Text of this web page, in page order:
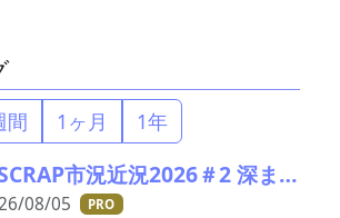
間 1ヶ月 1年
E-SCRAP市況近況2026＃2 深まりゆくそれぞれの秋景色!?――ＪＸ金属、三菱マテリアルのいま
08/05 PRO